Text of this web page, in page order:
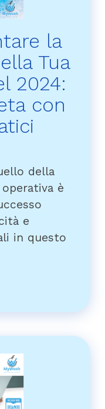
la
Tua
2024:
con
della
operativa è
e
in questo